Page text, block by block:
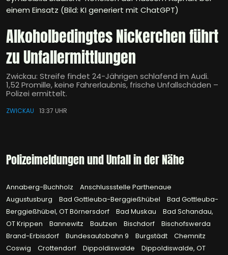
einem Einsatz (Bild: KI generiert mit ChatGPT)
Alkoholbedingtes Nickerchen führt
zu Unfallermittlungen
Zwickau: Streife findet 24-Jährigen schlafend im Audi.
1,52 Promille, keine Fahrerlaubnis, frische Unfallschäden –
Polizei ermittelt.
ZWICKAU 13:37 UHR
Polizeimeldungen und Unfall in der Nähe
Annaberg-Buchholz
Anschlussstelle Parthenaue
Augustusburg
Bad Gottleuba-Berggießhübel
Bad Gottleuba-
Berggießhübel, OT Börnersdorf
Bad Muskau
Bad Schandau,
OT Krippen
Bannewitz Bautzen Bischdorf
Bischofswerda
Brand-Erbisdorf
Bundesautobahn 9 Burgstädt
Chemnitz
Coswig
Crottendorf Dippoldiswalde
Dippoldiswalde, OT